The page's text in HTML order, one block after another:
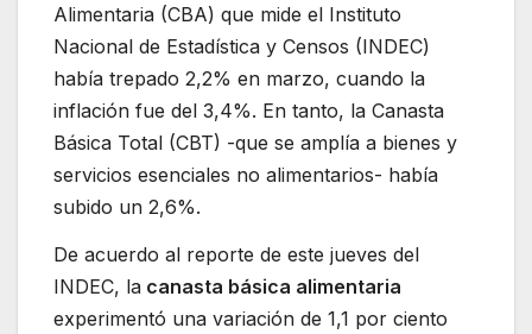
Alimentaria (CBA) que mide el Instituto
Nacional de Estadística y Censos (INDEC)
había trepado 2,2% en marzo, cuando la
inflación fue del 3,4%. En tanto, la Canasta
Básica Total (CBT) -que se amplía a bienes y
servicios esenciales no alimentarios- había
subido un 2,6%.
De acuerdo al reporte de este jueves del
INDEC, la canasta básica alimentaria
experimentó una variación de 1,1 por ciento